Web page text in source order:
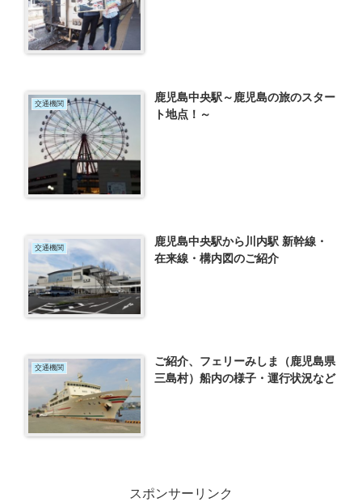
交通機関
鹿児島中央駅～鹿児島の旅のスター
ト地点！～
交通機関
鹿児島中央駅から川内駅 新幹線・
在来線・構内図のご紹介
交通機関
ご紹介、フェリーみしま（鹿児島県
三島村）船内の様子・運行状況など
スポンサーリンク